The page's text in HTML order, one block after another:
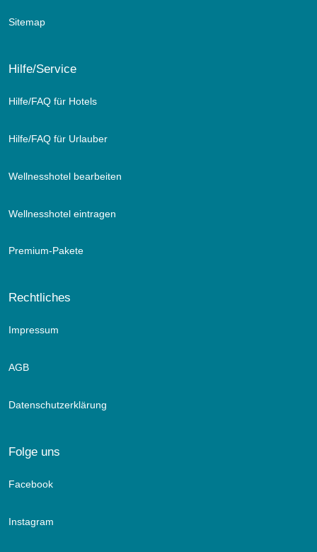
Sitemap
Hilfe/Service
Hilfe/FAQ für Hotels
Hilfe/FAQ für Urlauber
Wellnesshotel bearbeiten
Wellnesshotel eintragen
Premium-Pakete
Rechtliches
Impressum
AGB
Datenschutzerklärung
Folge uns
Facebook
Instagram